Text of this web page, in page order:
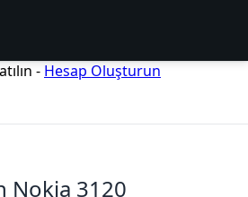
- Hesap Oluşturun
Nokia 3120